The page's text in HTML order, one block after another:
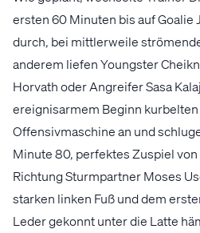
ersten 60 Minuten bis auf Goalie
durch, bei mittlerweile
anderem liefen Youngster
Horvath oder Angreifer Sasa
ereignisarmem Beginn
Offensivmaschine an und
Minute 80, perfektes Zuspiel
Richtung Sturmpartner Moses
starken linken Fuß und dem
Leder gekonnt unter die Latte